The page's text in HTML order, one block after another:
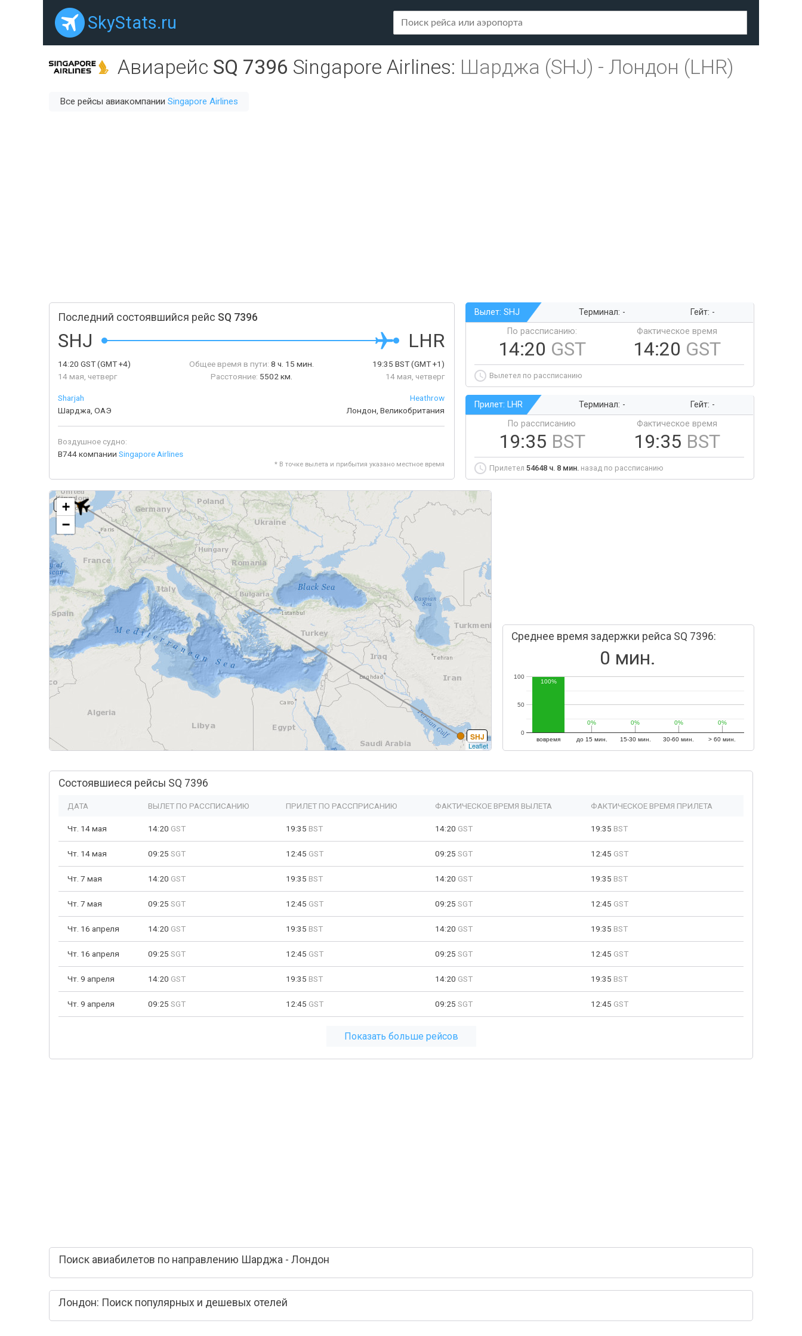
SkyStats.ru
Авиарейс SQ 7396 Singapore Airlines: Шарджа (SHJ) - Лондон (LHR)
Все рейсы авиакомпании Singapore Airlines
Последний состоявшийся рейс SQ 7396
SHJ LHR
14:20 GST(GMT +4)
14 мая, четверг
Общее время в пути: 8 ч. 15 мин.
Расстояние: 5502 км.
19:35 BST(GMT +1)
14 мая, четверг
Sharjah
Шарджа, ОАЭ
Heathrow
Лондон, Великобритания
Воздушное судно:
B744 компании Singapore Airlines
* В точке вылета и прибытия указано местное время
Вылет: SHJ Терминал: -
Гейт: -
По рассписанию:
14:20 GST
Фактическое время
14:20 GST
Вылетел по рассписанию
Прилет: LHR Терминал: -
Гейт: -
По рассписанию
19:35 BST
Фактическое время
19:35 BST
Прилетел 54648 ч. 8 мин. назад по рассписанию
SHJ
LHR
+
−
Leaflet
Среднее время задержки рейса SQ 7396:
0 мин.
вовремя до 15 мин. 15-30 мин. 30-60 мин. > 60 мин.
0
50
100
100%
0%
0% 0%
0% 0%
0% 0%
0%
Состоявшиеся рейсы SQ 7396
ДАТА ВЫЛЕТ ПО РАССПИСАНИЮ ПРИЛЕТ ПО РАССПРИСАНИЮ ФАКТИЧЕСКОЕ ВРЕМЯ ВЫЛЕТА ФАКТИЧЕСКОЕ ВРЕМЯ ПРИЛЕТА
Чт. 14 мая 14:20 GST 19:35 BST 14:20 GST 19:35 BST
Чт. 14 мая 09:25 SGT 12:45 GST 09:25 SGT 12:45 GST
Чт. 7 мая 14:20 GST 19:35 BST 14:20 GST 19:35 BST
Чт. 7 мая 09:25 SGT 12:45 GST 09:25 SGT 12:45 GST
Чт. 16 апреля 14:20 GST 19:35 BST 14:20 GST 19:35 BST
Чт. 16 апреля 09:25 SGT 12:45 GST 09:25 SGT 12:45 GST
Чт. 9 апреля 14:20 GST 19:35 BST 14:20 GST 19:35 BST
Чт. 9 апреля 09:25 SGT 12:45 GST 09:25 SGT 12:45 GST
Показать больше рейсов
Поиск авиабилетов по направлению Шарджа - Лондон
Лондон: Поиск популярных и дешевых отелей